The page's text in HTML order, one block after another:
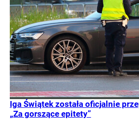
Iga Świątek została oficjalnie
„Za gorszące epitety”